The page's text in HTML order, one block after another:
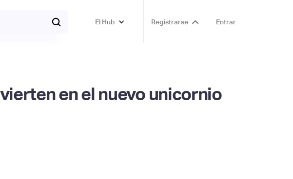
El Hub Registrarse Entrar
en el nuevo unicornio